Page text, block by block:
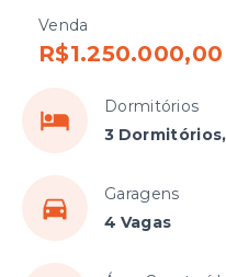
Venda
R$1.250.000,00
Dormitórios
3
Garagens
4 Vagas